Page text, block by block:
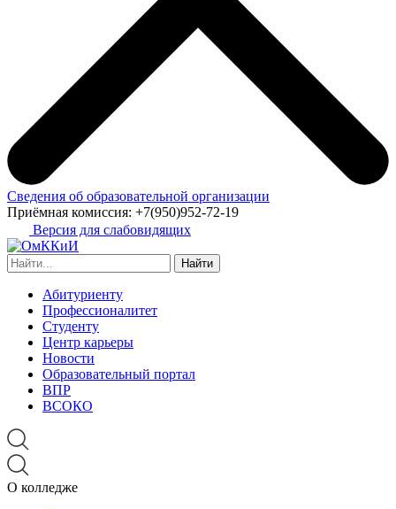
Сведения об образовательной организации
Приёмная комиссия: +7(950)952-72-19
Версия для слабовидящих
Найти:
Абитуриенту
Профессионалитет
Студенту
Центр карьеры
Новости
Образовательный портал
ВПР
ВСОКО
О колледже